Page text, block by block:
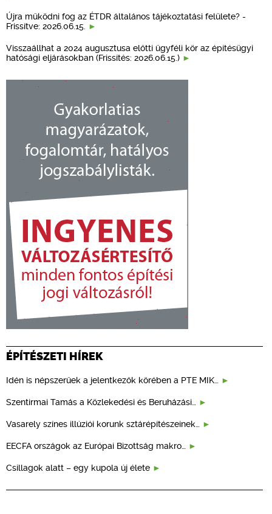
Újra működni fog az ÉTDR általános tájékoztatási felülete? -
Frissítve: 2026.06.15.
Visszaállhat a 2024 augusztusa előtti ügyféli kör az építésügyi
hatósági eljárásokban (Frissítés: 2026.06.15.)
ÉPÍTÉSZETI HÍREK
Idén is népszerűek a jelentkezők körében a PTE MIK…
Szentirmai Tamás a Közlekedési és Beruházási…
Vasarely színes illúziói korunk sztárépítészeinek…
EECFA országok az Európai Bizottság makro…
Csillagok alatt – egy kupola új élete